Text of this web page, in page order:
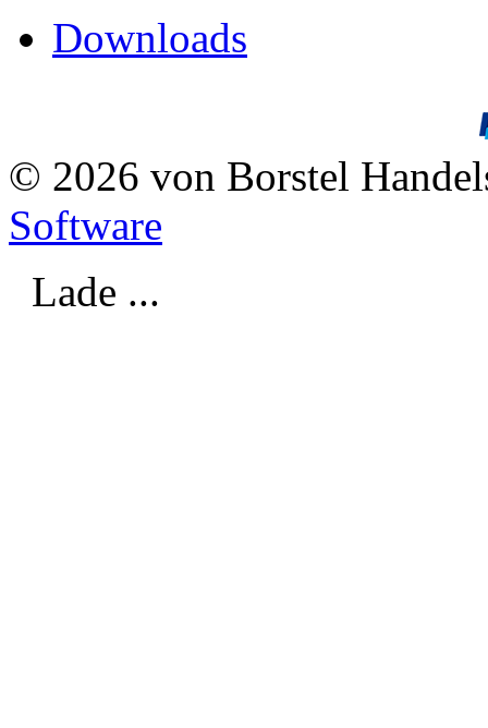
Downloads
© 2026 von Borstel
Software
Lade ...